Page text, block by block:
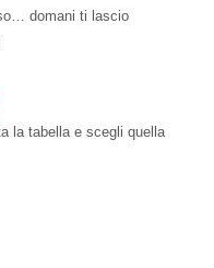
domani ti lascio
la tabella e scegli quella